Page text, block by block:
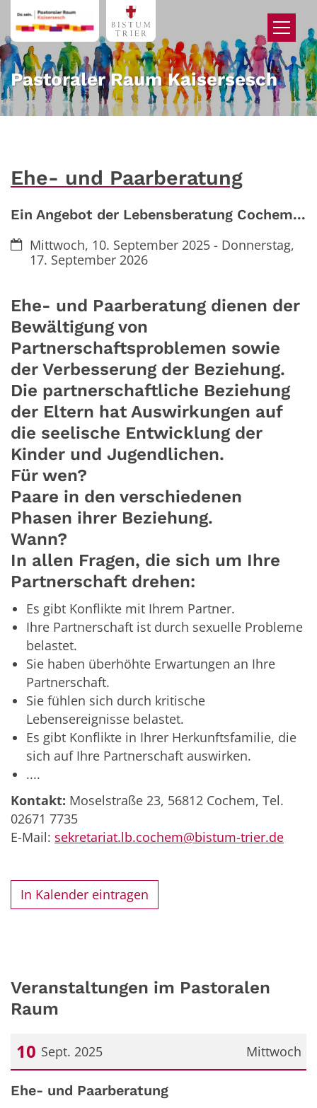
Zum Inhalt springen
Pastoraler Raum Kaisersesch
Ehe- und Paarberatung
Ein Angebot der Lebensberatung Cochem...
Datum:
Mittwoch, 10. September 2025 - Donnerstag,
17. September 2026
Ehe- und Paarberatung dienen der
Bewältigung von
Partnerschaftsproblemen sowie
der Verbesserung der Beziehung.
Die partnerschaftliche Beziehung
der Eltern hat Auswirkungen auf
die seelische Entwicklung der
Kinder und Jugendlichen.
Für wen?
Paare in den verschiedenen
Phasen ihrer Beziehung.
Wann?
In allen Fragen, die sich um Ihre
Partnerschaft drehen:
Es gibt Konflikte mit Ihrem Partner.
Ihre Partnerschaft ist durch sexuelle Probleme
belastet.
Sie haben überhöhte Erwartungen an Ihre
Partnerschaft.
Sie fühlen sich durch kritische
Lebensereignisse belastet.
Es gibt Konflikte in Ihrer Herkunftsfamilie, die
sich auf Ihre Partnerschaft auswirken.
....
Kontakt: Moselstraße 23, 56812 Cochem, Tel.
02671 7735
E-Mail: sekretariat.lb.cochem@bistum-trier.de
In Kalender eintragen
Veranstaltungen im Pastoralen
Raum
Mittwoch
10 Sept. 2025
Datum: 10. September 2025
Ehe- und Paarberatung